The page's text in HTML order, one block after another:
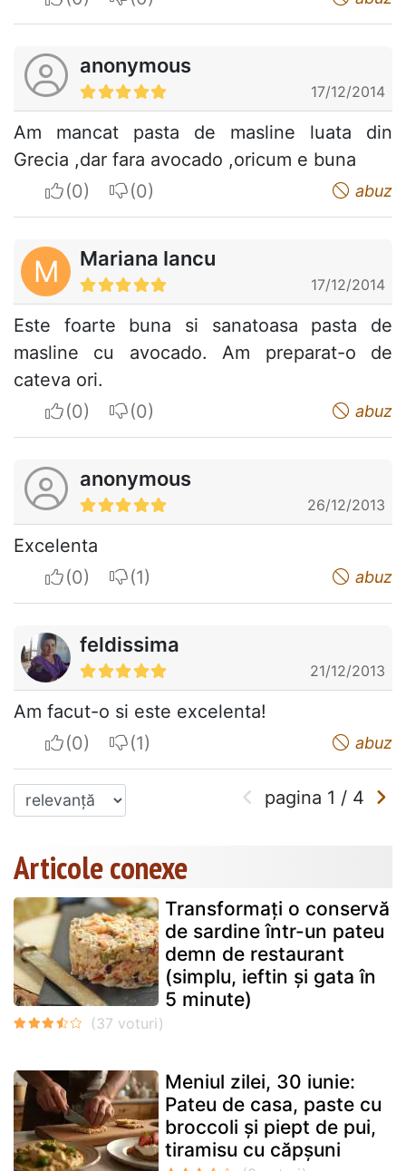
anonymous
17/12/2014
Am mancat pasta de masline luata din
Grecia ,dar fara avocado ,oricum e buna
I apreciateI do not appreciate abuz
M Mariana Iancu
17/12/2014
Este foarte buna si sanatoasa pasta de
masline cu avocado. Am preparat-o de
cateva ori.
I apreciateI do not appreciate abuz
anonymous
26/12/2013
Excelenta
I apreciateI do not appreciate abuz
feldissima
21/12/2013
Am facut-o si este excelenta!
I apreciateI do not appreciate abuz
pagina 1 / 4
Articole conexe
Transformați o conservă
de sardine într-un pateu
demn de restaurant
(simplu, ieftin și gata în
5 minute)
Meniul zilei, 30 iunie:
Pateu de casa, paste cu
broccoli și piept de pui,
tiramisu cu căpșuni